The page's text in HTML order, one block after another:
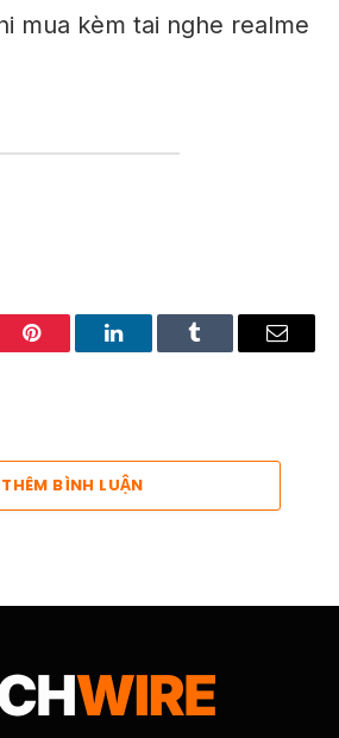
mua kèm tai nghe realme
Pinterest LinkedInTumblr Email
THÊM BÌNH LUẬN